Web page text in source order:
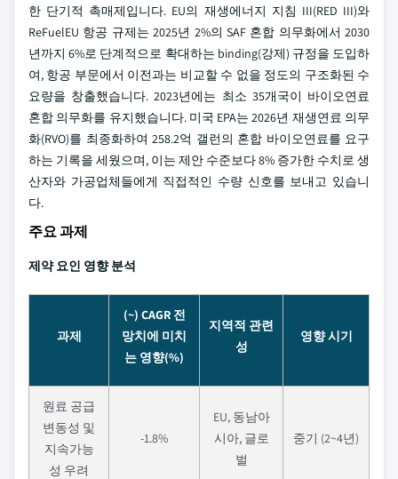
한 단기적 촉매제입니다. EU의 재생에너지 지침 III(RED III)와
ReFuelEU 항공 규제는 2025년 2%의 SAF 혼합 의무화에서 2030
년까지 6%로 단계적으로 확대하는 binding(강제) 규정을 도입하
여, 항공 부문에서 이전과는 비교할 수 없을 정도의 구조화된 수
요량을 창출했습니다. 2023년에는 최소 35개국이 바이오연료
혼합 의무화를 유지했습니다. 미국 EPA는 2026년 재생연료 의무
화(RVO)를 최종화하여 258.2억 갤런의 혼합 바이오연료를 요구
하는 기록을 세웠으며, 이는 제안 수준보다 8% 증가한 수치로 생
산자와 가공업체들에게 직접적인 수량 신호를 보내고 있습니
다.
주요 과제
제약 요인 영향 분석
과제
(~) CAGR 전
망치에 미치
는 영향(%)
지역적 관련
성
영향 시기
원료 공급
변동성 및
지속가능
성 우려
-1.8%
EU, 동남아
시아, 글로
벌
중기 (2~4년)